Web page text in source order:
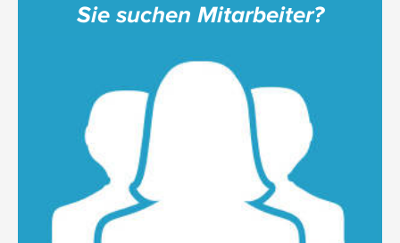
Sie suchen Mitarbeiter?